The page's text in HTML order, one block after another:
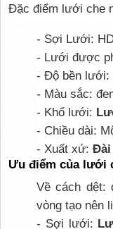
Đặc điểm lưới che
- Sợi Lưới:
- Lưới được
- Độ bền lưới:
- Màu sắc:
- Khổ lưới:
- Chiều dài:
- Xuất xứ: Đài
Ưu điểm của lưới
Về cách dệt:
vòng tạo nên
- Sợi lưới: